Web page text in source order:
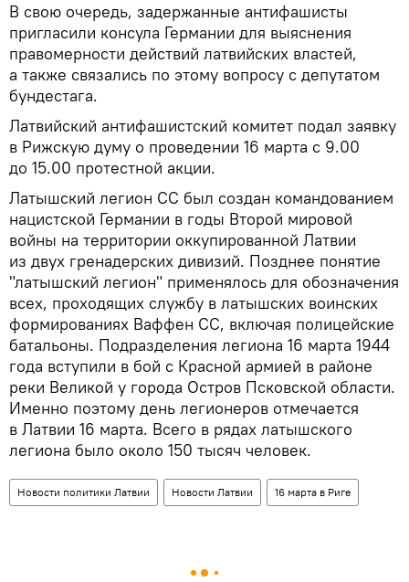
В свою очередь, задержанные антифашисты
пригласили консула Германии для выяснения
правомерности действий латвийских властей,
а также связались по этому вопросу с депутатом
бундестага.
Латвийский антифашистский комитет подал заявку
в Рижскую думу о проведении 16 марта с 9.00
до 15.00 протестной акции.
Латышский легион СС был создан командованием
нацистской Германии в годы Второй мировой
войны на территории оккупированной Латвии
из двух гренадерских дивизий. Позднее понятие
"латышский легион" применялось для обозначения
всех, проходящих службу в латышских воинских
формированиях Ваффен СС, включая полицейские
батальоны. Подразделения легиона 16 марта 1944
года вступили в бой с Красной армией в районе
реки Великой у города Остров Псковской области.
Именно поэтому день легионеров отмечается
в Латвии 16 марта. Всего в рядах латышского
легиона было около 150 тысяч человек.
Новости политики Латвии Новости Латвии 16 марта в Риге